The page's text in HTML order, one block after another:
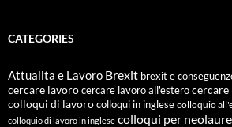
CATEGORIES
Attualita e Lavoro Brexit brexit e
cercare lavorocercare lavoro all'esterocercare
colloqui di lavorocolloqui in inglese colloquio
colloquio di lavoro in inglese colloqui per